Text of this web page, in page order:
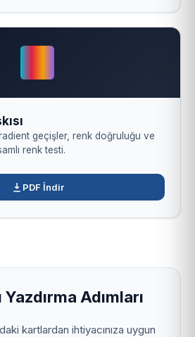
geçişler, renk doğruluğu ve
renk testi.
PDF İndir
Adımları
kartlardan ihtiyacınıza uygun